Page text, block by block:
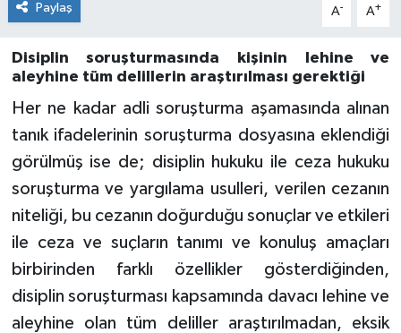
Paylaş A- A+
Disiplin soruşturmasında kişinin lehine ve
aleyhine tüm delillerin araştırılması gerektiği
Her ne kadar adli soruşturma aşamasında alınan
tanık ifadelerinin soruşturma dosyasına eklendiği
görülmüş ise de; disiplin hukuku ile ceza hukuku
soruşturma ve yargılama usulleri, verilen cezanın
niteliği, bu cezanın doğurduğu sonuçlar ve etkileri
ile ceza ve suçların tanımı ve konuluş amaçları
birbirinden farklı özellikler gösterdiğinden,
disiplin soruşturması kapsamında davacı lehine ve
aleyhine olan tüm deliller araştırılmadan, eksik